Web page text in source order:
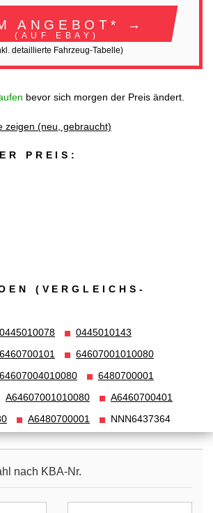
ANGEBOT* →
(AUF EBAY)
detaillierte Fahrzeug-Tabelle)
bevor sich morgen der Preis ändert.
zeigen (neu, gebraucht)
PREIS:
(VERGLEICHS­
0445010078
0445010143
6460700101
64607001010080
64607004010080
6480700001
A64607001010080
A6460700401
A6480700001 NNN6437364
nach KBA-Nr.